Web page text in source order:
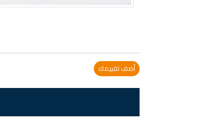
أضف تقييمك